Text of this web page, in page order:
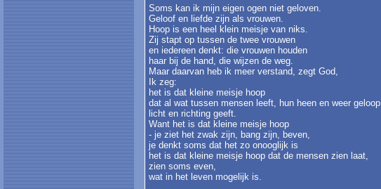
Soms kan ik mijn eigen ogen niet geloven.
Geloof en liefde zijn als vrouwen.
Hoop is een heel klein meisje van niks.
Zij stapt op tussen de twee vrouwen
en iedereen denkt: die vrouwen houden
haar bij de hand, die wijzen de weg.
Maar daarvan heb ik meer verstand, zegt God,
Ik zeg:
het is dat kleine meisje hoop
dat al wat tussen mensen leeft, hun heen en weer geloop,
licht en richting geeft.
Want het is dat kleine meisje hoop
- je ziet het zwak zijn, bang zijn, beven,
je denkt soms dat het zo onooglijk is ­
het is dat kleine meisje hoop dat de mensen zien laat,
zien soms even,
wat in het leven mogelijk is.